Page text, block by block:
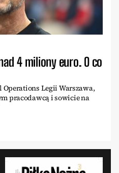
4 miliony euro. O co
Legii Warszawa,
pracodawcą i sowicie na